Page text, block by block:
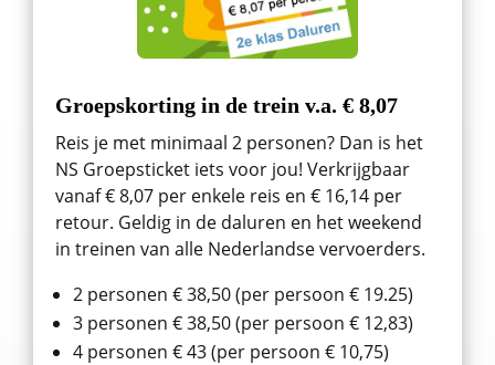
Groepskorting in de trein v.a. € 8,07
Reis je met minimaal 2 personen? Dan is het
NS Groepsticket iets voor jou! Verkrijgbaar
vanaf € 8,07 per enkele reis en € 16,14 per
retour. Geldig in de daluren en het weekend
in treinen van alle Nederlandse vervoerders.
2 personen € 38,50 (per persoon € 19.25)
3 personen € 38,50 (per persoon € 12,83)
4 personen € 43 (per persoon € 10,75)